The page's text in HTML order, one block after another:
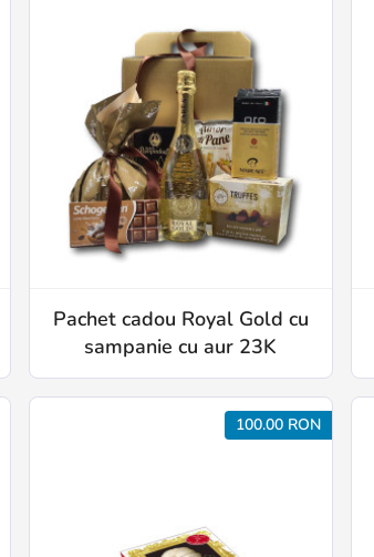
Pachet cadou Royal Gold cu
sampanie cu aur 23K
100.00 RON